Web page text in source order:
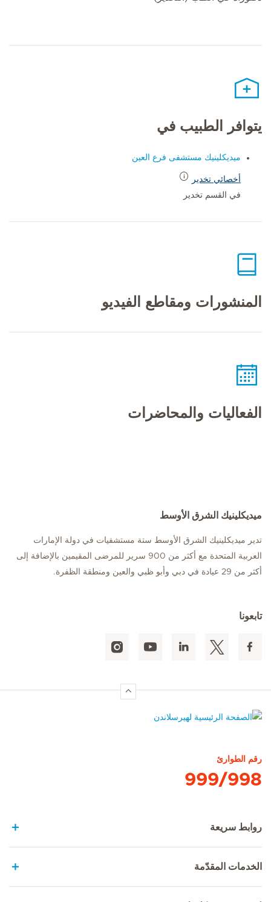
يتوافر الطبيب في
ميديكلينيك مستشفى فرع العين
أخصائي تخدير
في القسم تخدير
المنشورات ومقاطع الفيديو
الفعاليات والمحاضرات
ميديكلينيك الشرق الأوسط
تدير ميديكلينيك الشرق الأوسط ستة مستشفيات في دولة الإمارات
العربية المتحدة مع أكثر من 900 سرير للمرضى المقيمين بالإضافة إلى
أكثر من 29 عيادة في دبي وأبو ظبي والعين ومنطقة الظفرة.
تابعونا
رقم الطوارئ
999/998
روابط سريعة
الخدمات المقدّمة